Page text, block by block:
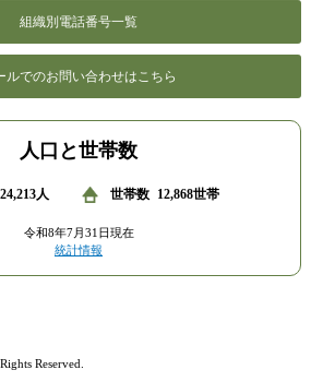
組織別電話番号一覧
ルでのお問い合わせはこちら
人口と世帯数
24,213人 世帯数 12,868世帯
令和8年7月31日現在
統計情報
Reserved.